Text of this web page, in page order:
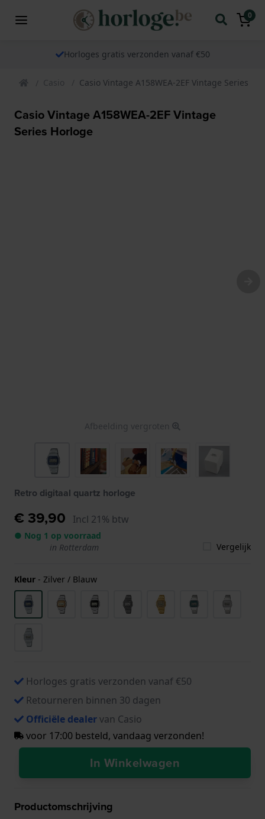
0
Horloges gratis verzonden vanaf €50
Casio Casio Vintage A158WEA-2EF Vintage Series
Casio Vintage A158WEA-2EF Vintage
Series Horloge
Afbeelding vergroten
Retro digitaal quartz horloge
€ 39,90 Incl 21% btw
● Nog 1 op voorraad
in Rotterdam
Vergelijk
Kleur - Zilver / Blauw
Horloges gratis verzonden vanaf €50
Retourneren binnen 30 dagen
Officiële dealervan Casio
voor 17:00 besteld, vandaag verzonden!
In Winkelwagen
Productomschrijving